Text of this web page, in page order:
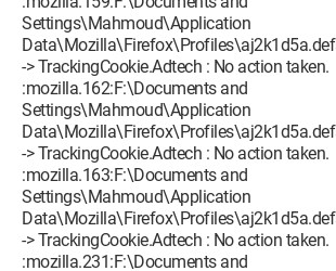
Settings\Mahmoud\Application
-> TrackingCookie.Adtech : No action taken.
:mozilla.162:F:\Documents and
Settings\Mahmoud\Application
-> TrackingCookie.Adtech : No action taken.
:mozilla.163:F:\Documents and
Settings\Mahmoud\Application
-> TrackingCookie.Adtech : No action taken.
:mozilla.231:F:\Documents and